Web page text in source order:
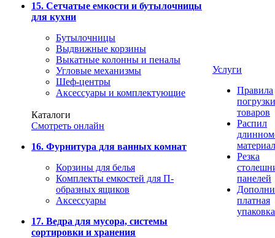
15. Сетчатые емкости и бутылочницы
для кухни
Бутылочницы
Выдвижные корзины
Выкатные колонны и пеналы
Угловые механизмы
Шеф-центры
Аксессуары и комплектующие
Каталоги
Смотреть онлайн
16. Фурнитура для ванных комнат
Корзины для белья
Комплекты емкостей для П-
образных ящиков
Аксессуары
17. Ведра для мусора, системы
сортировки и хранения
Услуги
Правила
погрузки
товаров
Распил
Резка
панелей
платная
упаковка